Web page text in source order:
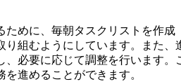
ために、毎朝タスクリストを作成
り組むようにしています。また、
、必要に応じて調整を行います。
進めることができます。